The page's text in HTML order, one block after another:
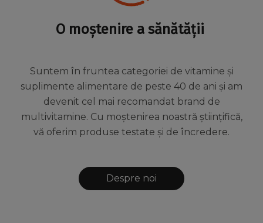
O moștenire a sănătății
Suntem în fruntea categoriei de vitamine și
suplimente alimentare de peste 40 de ani și am
devenit cel mai recomandat brand de
multivitamine. Cu moștenirea noastră științifică,
vă oferim produse testate și de încredere.
Despre noi